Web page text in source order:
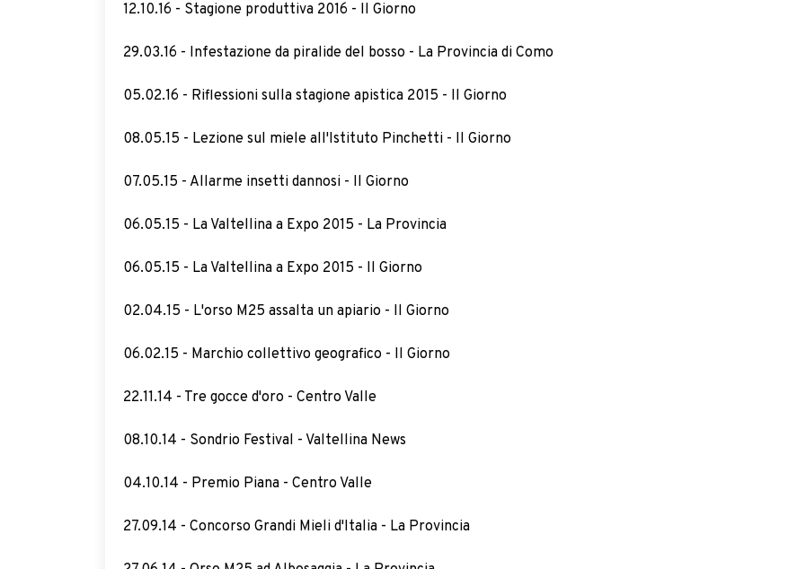
12.10.16 - Stagione produttiva 2016 - Il Giorno
29.03.16 - Infestazione da piralide del bosso - La Provincia di Como
05.02.16 - Riflessioni sulla stagione apistica 2015 - Il Giorno
08.05.15 - Lezione sul miele all'Istituto Pinchetti - Il Giorno
07.05.15 - Allarme insetti dannosi - Il Giorno
06.05.15 - La Valtellina a Expo 2015 - La Provincia
06.05.15 - La Valtellina a Expo 2015 - Il Giorno
02.04.15 - L'orso M25 assalta un apiario - Il Giorno
06.02.15 - Marchio collettivo geografico - Il Giorno
22.11.14 - Tre gocce d'oro - Centro Valle
08.10.14 - Sondrio Festival - Valtellina News
04.10.14 - Premio Piana - Centro Valle
27.09.14 - Concorso Grandi Mieli d'Italia - La Provincia